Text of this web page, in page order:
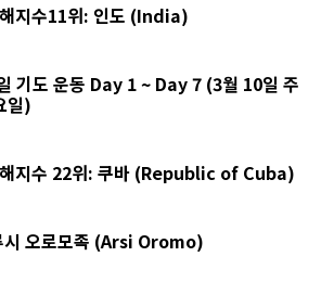
지수11위: 인도 (India)
기도 운동 Day 1 ~ Day 7 (3월 10일 주
일)
지수 22위: 쿠바 (Republic of Cuba)
시 오로모족 (Arsi Oromo)